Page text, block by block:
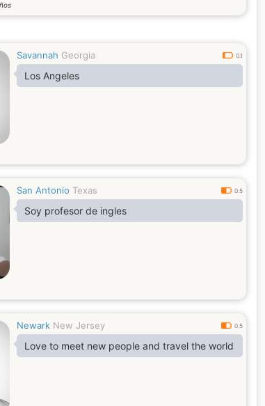
Savannah Georgia 0.1
Los Angeles
San Antonio Texas 0.5
Soy profesor de ingles
Newark New Jersey 0.5
Love to meet new people and travel the world